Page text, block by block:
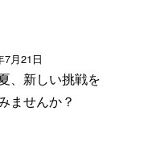
7月21日
、新しい挑戦を
ませんか？